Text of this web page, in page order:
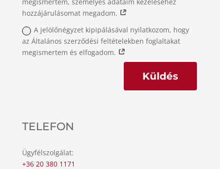
megismertem, személyes adataim kezeléséhez
hozzájárulásomat megadom.
A jelölőnégyzet kipipálásával nyilatkozom, hogy
az Általános szerződési feltételekben foglaltakat
megismertem és elfogadom.
Küldés
TELEFON
Ügyfélszolgálat:
+36 20 380 1171